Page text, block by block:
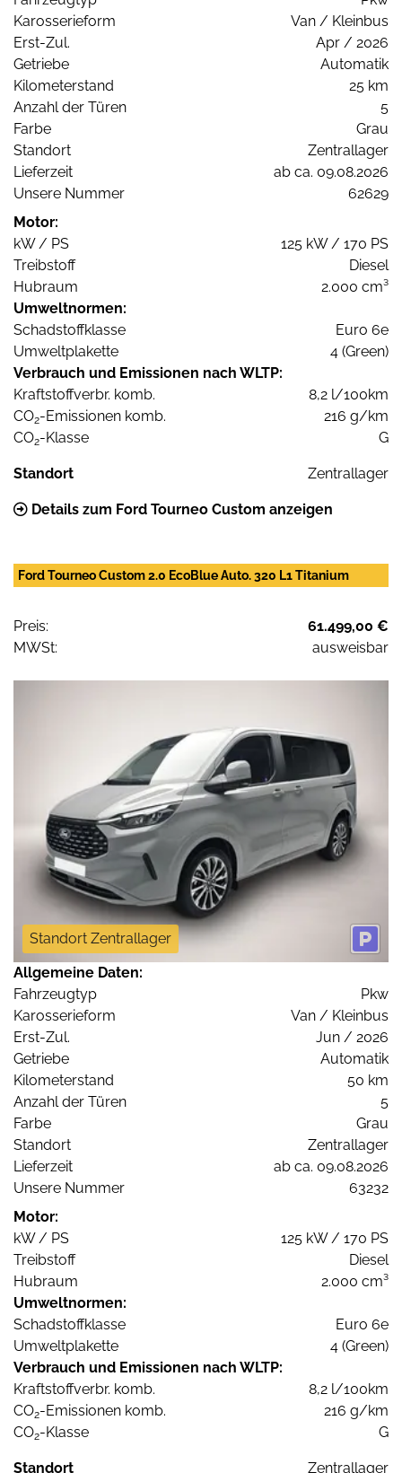
Karosserieform
Van / Kleinbus
Erst-Zul.
Apr / 2026
Getriebe
Automatik
Kilometerstand
25 km
Anzahl der Türen
5
Farbe
Grau
Standort
Zentrallager
Lieferzeit
ab ca. 09.08.2026
Unsere Nummer
62629
Motor:
kW / PS
125 kW / 170 PS
Treibstoff
Diesel
Hubraum
2.000 cm³
Umweltnormen:
Schadstoffklasse
Euro 6e
Umweltplakette
4 (Green)
Verbrauch und Emissionen nach WLTP:
Kraftstoffverbr. komb.
8,2 l/100km
CO2-Emissionen komb.
216 g/km
CO2-Klasse G
Standort Zentrallager
Details zum Ford Tourneo Custom anzeigen
Ford Tourneo Custom 2.0 EcoBlue Auto. 320 L1 Titanium
Preis:
61.499,00 €
MWSt:
ausweisbar
Standort Zentrallager
Allgemeine Daten:
Fahrzeugtyp
Pkw
Karosserieform
Van / Kleinbus
Erst-Zul.
Jun / 2026
Getriebe
Automatik
Kilometerstand
50 km
Anzahl der Türen
5
Farbe
Grau
Standort
Zentrallager
Lieferzeit
ab ca. 09.08.2026
Unsere Nummer
63232
Motor:
kW / PS
125 kW / 170 PS
Treibstoff
Diesel
Hubraum
2.000 cm³
Umweltnormen:
Schadstoffklasse
Euro 6e
Umweltplakette
4 (Green)
Verbrauch und Emissionen nach WLTP:
Kraftstoffverbr. komb.
8,2 l/100km
CO2-Emissionen komb.
216 g/km
CO2-Klasse G
Standort Zentrallager